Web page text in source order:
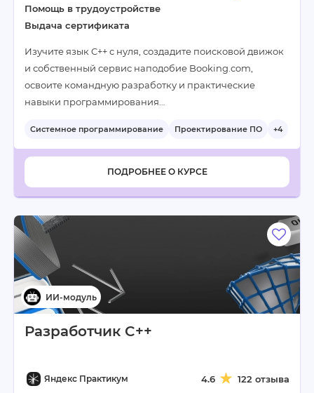
Помощь в трудоустройстве
Выдача сертификата
Изучите язык C++ с нуля, создадите поисковой движок
и собственный сервис наподобие Booking.com,
освоите командную разработку и практические
навыки программирования…
Системное программирование Проектирование ПО +4
ПОДРОБНЕЕ О КУРСЕ
Разработчик C++
Яндекс Практикум 4.6 122 отзыва